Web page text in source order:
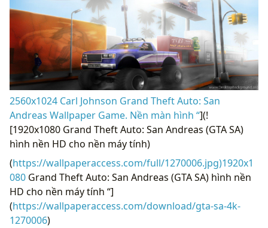
2560x1024 Carl Johnson Grand Theft Auto: San
Andreas Wallpaper Game. Nền màn hình “](!
[1920x1080 Grand Theft Auto: San Andreas (GTA SA)
hình nền HD cho nền máy tính)
(https://wallpaperaccess.com/full/1270006.jpg)1920x1
080 Grand Theft Auto: San Andreas (GTA SA) hình nền
HD cho nền máy tính “]
(https://wallpaperaccess.com/download/gta-sa-4k-
1270006)